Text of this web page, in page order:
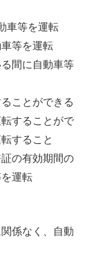
車等を運転
等を運転
間に自動車等
ことができる
することがで
すること
の有効期間の
運転
係なく、自動